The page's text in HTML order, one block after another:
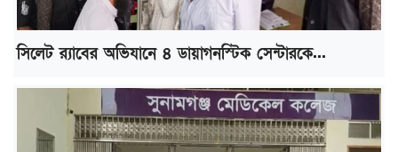
সিলেট র‌্যাবের অভিযানে ৪ ডায়াগনস্টিক সেন্টারকে...